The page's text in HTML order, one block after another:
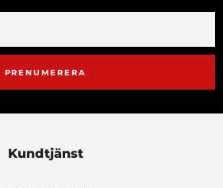
PRENUMERERA
Kundtjänst